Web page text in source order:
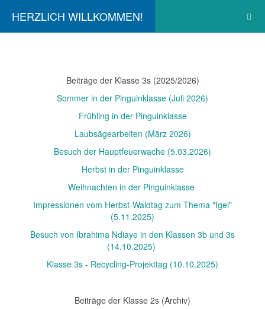
HERZLICH WILLKOMMEN!
Beiträge der Klasse 3s (2025/2026)
Sommer in der Pinguinklasse (Juli 2026)
Frühling in der Pinguinklasse
Laubsägearbeiten (März 2026)
Besuch der Hauptfeuerwache (5.03.2026)
Herbst in der Pinguinklasse
Weihnachten in der Pinguinklasse
Impressionen vom Herbst-Waldtag zum Thema "Igel"
(5.11.2025)
Besuch von Ibrahima Ndiaye in den Klassen 3b und 3s
(14.10.2025)
Klasse 3s - Recycling-Projekttag (10.10.2025)
Beiträge der Klasse 2s (Archiv)